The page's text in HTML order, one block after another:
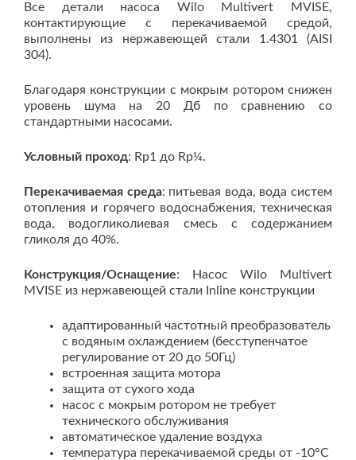
Все детали насоса Wilo Multivert MVISE,
контактирующие с перекачиваемой средой,
выполнены из нержавеющей стали 1.4301 (AISI
304).
Благодаря конструкции с мокрым ротором снижен
уровень шума на 20 Дб по сравнению со
стандартными насосами.
Условный проход: Rp1 до Rp¼.
Перекачиваемая среда: питьевая вода, вода систем
отопления и горячего водоснабжения, техническая
вода, водогликолиевая смесь с содержанием
гликоля до 40%.
Конструкция/Оснащение: Насос Wilo Multivert
MVISE из нержавеющей стали Inline конструкции
адаптированный частотный преобразователь
с водяным охлаждением (бесступенчатое
регулирование от 20 до 50Гц)
встроенная защита мотора
защита от сухого хода
насос с мокрым ротором не требует
технического обслуживания
автоматическое удаление воздуха
температура перекачиваемой среды от -10°C